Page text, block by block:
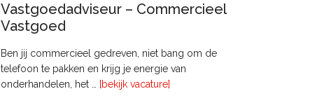
Vastgoedadviseur – Commercieel
Vastgoed
Ben jij commercieel gedreven, niet bang om de
telefoon te pakken en krijg je energie van
onderhandelen, het …
[bekijk vacature]